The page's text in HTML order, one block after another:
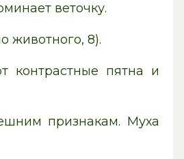
веточку.
животного, 8).
контрастные пятна и
признакам. Муха